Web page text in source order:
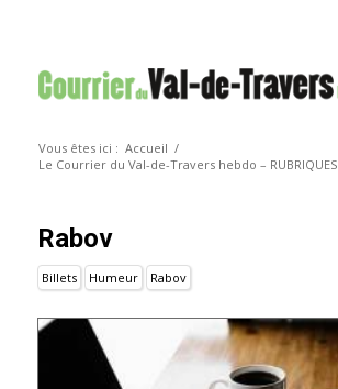
Vous êtes ici : Accueil /
Le Courrier du Val-de-Travers hebdo – RUBRIQUES
Rabov
Billets Humeur Rabov